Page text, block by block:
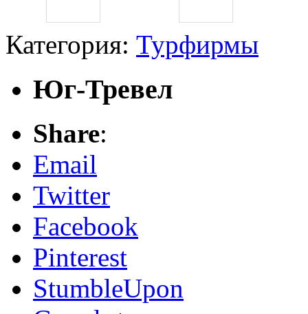
Категория: Турфирмы
Юг-Тревел
Share:
Email
Twitter
Facebook
Pinterest
StumbleUpon